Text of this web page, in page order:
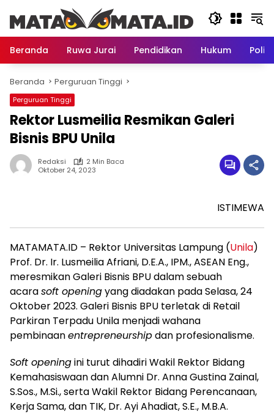
konten
Beranda
Ruwa Jurai Pendidikan Hukum
Beranda Perguruan Tinggi
Perguruan Tinggi
Rektor Lusmeilia Resmikan Galeri
Bisnis BPU Unila
Redaksi
2 Min Baca
Oktober 24, 2023
ISTIMEWA
MATAMATA.ID – Rektor Universitas Lampung (Unila)
Prof. Dr. Ir. Lusmeilia Afriani, D.E.A., IPM., ASEAN Eng.,
meresmikan Galeri Bisnis BPU dalam sebuah
acarasoft openingyang diadakan pada Selasa, 24
Oktober 2023. Galeri Bisnis BPU terletak di Retail
Parkiran Terpadu Unila menjadi wahana
pembinaanentrepreneurshipdan profesionalisme.
Soft openingini turut dihadiri Wakil Rektor Bidang
Kemahasiswaan dan Alumni Dr. Anna Gustina Zainal,
S.Sos., M.Si., serta Wakil Rektor Bidang Perencanaan,
Kerja Sama, dan TIK, Dr. Ayi Ahadiat, S.E., M.B.A.